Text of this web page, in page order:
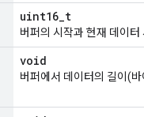
uint16_t
버퍼의 시작과 현재 데이
void
버퍼에서 데이터의 길이(